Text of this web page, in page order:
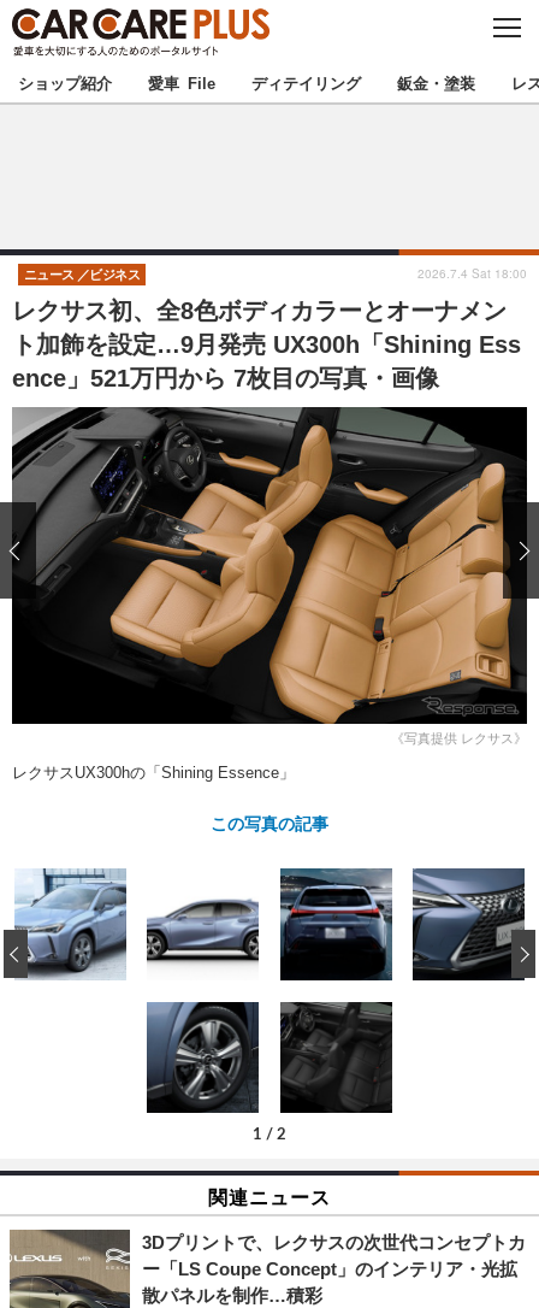
C
S
E
★カーケアプラス認定★ 厳選プロショップを地域から探す
甲信越 北陸
東海 関西
中国 四国
九州 沖縄
注目の記事
ショップレポート 愛車 File
自動車豆知識 ストップ！不具合修理＆粗悪修理
鈑金・塗装
ディテイリング
ディテイリング 洗車
ヘッドライト磨き コーティング
鈑金・塗装
小キズ直し 防錆
カーメーカー「旧車」関連プロジェ
クト
コラム
プロショップ検索
ショップ紹介 愛車 File ディテイリング 鈑金・塗装 レ
レクサス初、全8色ボディカラーとオーナメン
ト加飾を設定…9月発売 UX300h「Shining Ess
ence」521万円から 7枚目の写真・画像
ニュース ビジネス 2026.7.4 Sat 18:00
《写真提供 レクサス》
レクサスUX300hの「Shining Essence」
この写真の記事
1 / 2
‹
関連ニュース
3Dプリントで、レクサスの次世代コンセプトカ
ー「LS Coupe Concept」のインテリア・光拡
散パネルを制作…積彩